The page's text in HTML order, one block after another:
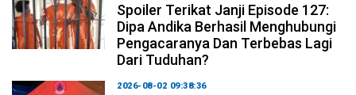
Spoiler Terikat Janji Episode 127:
Dipa Andika Berhasil Menghubungi
Pengacaranya Dan Terbebas Lagi
Dari Tuduhan?
2026-08-02 09:38:36